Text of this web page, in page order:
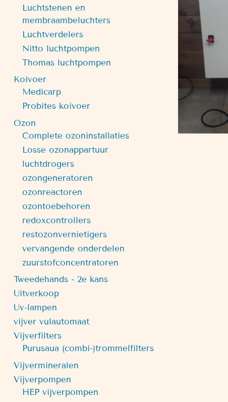
Luchtstenen en
membraambeluchters
Luchtverdelers
Nitto luchtpompen
Thomas luchtpompen
Koivoer
Medicarp
Probites koivoer
Ozon
Complete ozoninstallaties
Losse ozonappartuur
luchtdrogers
ozongeneratoren
ozonreactoren
ozontoebehoren
redoxcontrollers
restozonvernietigers
vervangende onderdelen
zuurstofconcentratoren
Tweedehands - 2e kans
Uitverkoop
Uv-lampen
vijver vulautomaat
Vijverfilters
Purusaua (combi-)trommelfilters
Vijvermineralen
Vijverpompen
HEP vijverpompen